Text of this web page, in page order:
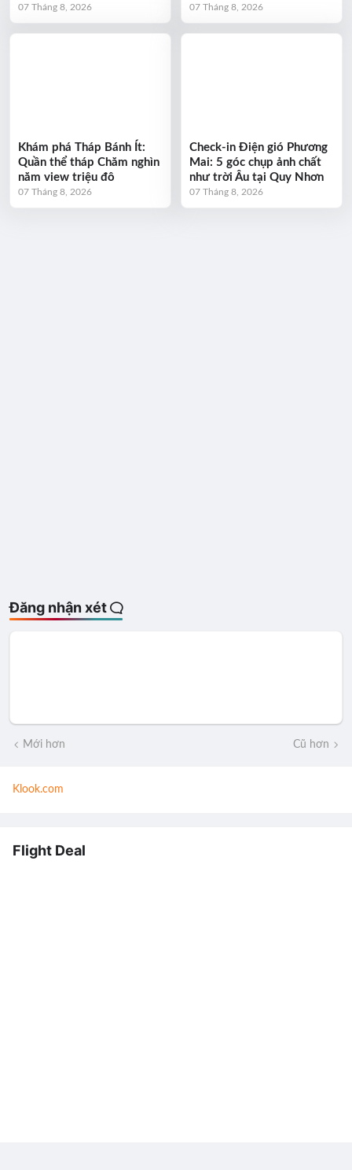
07 Tháng 8, 2026 07 Tháng 8, 2026
Khám phá Tháp Bánh Ít:
Quần thể tháp Chăm nghìn
năm view triệu đô
07 Tháng 8, 2026
Check-in Điện gió Phương
Mai: 5 góc chụp ảnh chất
như trời Âu tại Quy Nhơn
07 Tháng 8, 2026
Đăng nhận xét
Mới hơn Cũ hơn
Klook.com
Flight Deal